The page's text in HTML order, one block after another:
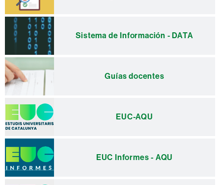
Sistema de Información - DATA
Guías docentes
EUC-AQU
EUC Informes - AQU